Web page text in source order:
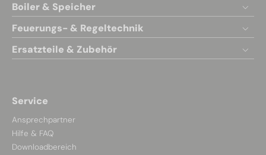
Boiler & Speicher
Feuerungs- & Regeltechnik
Ersatzteile & Zubehör
Service
Ansprechpartner
Hilfe & FAQ
Downloadbereich